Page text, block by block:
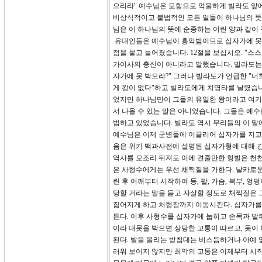
으리라" 예수님은 모함으로 억울하게 빌라도
비상식적이고 불법적인 모든 일들이 하나님의
님은 이 하나님의 뜻에 순종하는 어린 양과 같
유대인들은 예수님이 흉악범이므로 십자가에
점을 물고 늘어졌습니다. 12절을 보십시오. "스
가이사의 충신이 아니라고 말했습니다. 빌라도
자가에 못 박으랴?" 그러나 빌라도가 언급한 "
게 왕이 없다"하고 빌라도에게 치명타를 날렸
었지만 하나님만이 그들의 유일한 왕이라고 여
서 나올 수 있는 말은 아니었습니다. 그들은 예
범하고 있었습니다. 빌라도 역시 무리들의 이
예수님은 이제 군병들에 이끌리어 십자가를 지
음은 위키 백과사전에 설명된 십자가형에 대해
역사를 모조리 뒤져도 이에 견줄만한 형벌은 천
은 사형수에게는 우선 채찍질을 가한다. 날카로
린 후 어깨부터 시작하여 등, 팔, 가슴, 복부, 엉
당할 거라는 말을 듣고 자살할 정도로 채찍질은
짊어지게 하고 처형장까지 이동시킨다. 십자가
든다. 이후 사형수를 십자가에 눕히고 손목과
이라 대못을 박으면 상당한 고통이 따르고, 못
된다. 발을 올리는 받침대는 비스듬하거나 아예
러워 보이지 않지만 최악의 고통은 이제부터 시